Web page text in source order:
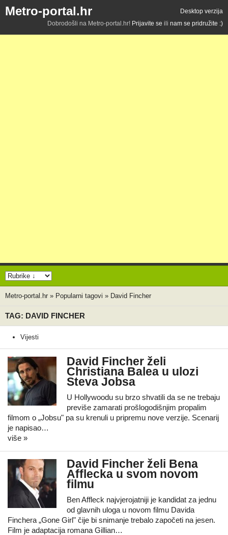
Metro-portal.hr
Desktop verzija
Dobrodošli na Metro-portal.hr! Prijavite se ili nam se pridružite :)
Metro-portal.hr » Popularni tagovi » David Fincher
TAG: DAVID FINCHER
Vijesti
David Fincher želi
Christiana Balea u ulozi
Steva Jobsa
U Hollywoodu su brzo shvatili da se ne trebaju
previše zamarati prošlogodišnjim propalim
filmom o „Jobsu" pa su krenuli u pripremu nove verzije. Scenarij
je napisao…
više »
David Fincher želi Bena
Afflecka u svom novom
filmu
Ben Affleck najvjerojatniji je kandidat za jednu
od glavnih uloga u novom filmu Davida
Finchera „Gone Girl" čije bi snimanje trebalo započeti na jesen.
Film je adaptacija romana Gillian…